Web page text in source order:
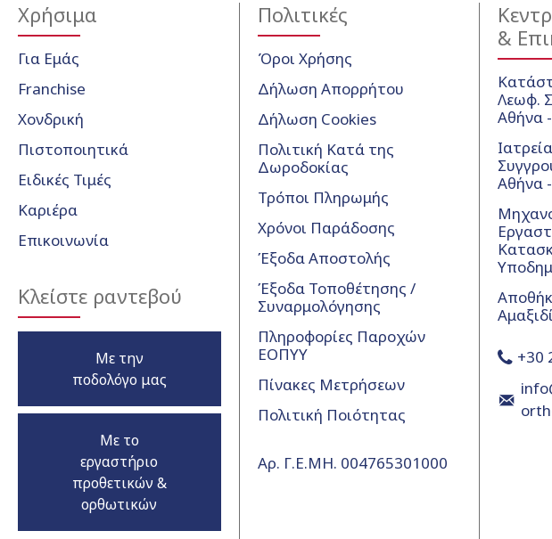
Χρήσιμα
Για Εμάς
Franchise
Χονδρική
Πιστοποιητικά
Ειδικές Τιμές
Καριέρα
Επικοινωνία
Κλείστε ραντεβού
Με την
ποδολόγο μας
Με το
εργαστήριο
προθετικών &
ορθωτικών
Πολιτικές
Όροι Χρήσης
Δήλωση Απορρήτου
Δήλωση Cookies
Πολιτική Κατά της
Δωροδοκίας
Τρόποι Πληρωμής
Χρόνοι Παράδοσης
Έξοδα Αποστολής
Έξοδα Τοποθέτησης /
Συναρμολόγησης
Πληροφορίες Παροχών
ΕΟΠΥΥ
Πίνακες Μετρήσεων
Πολιτική Ποιότητας
Αρ. Γ.Ε.ΜΗ. 004765301000
&
Λεωφ.
Αθήνα
Αθήνα
+30